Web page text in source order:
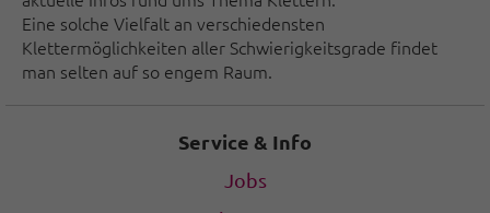
Eine solche Vielfalt an verschiedensten
Klettermöglichkeiten aller Schwierigkeitsgrade findet
man selten auf so engem Raum.
Service & Info
Jobs